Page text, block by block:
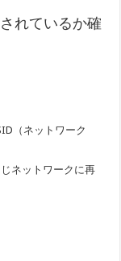
れているか確
（ネットワーク
ネットワークに再